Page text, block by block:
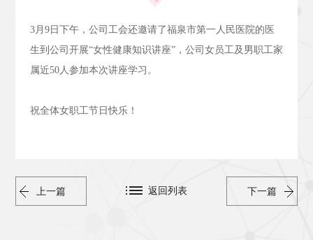
3月 9日下午，公司工会还邀请了福泉市第一人民医院的医
生到公司开展“女性健康知识讲座”，公司女员工及男职工家
属近50人参加本次讲座学习。
祝全体女职工节日快乐！
上一篇 下一篇
返回列表